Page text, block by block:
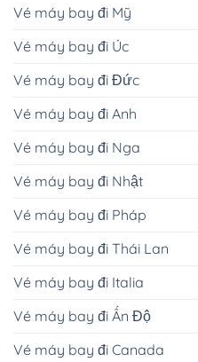
Vé máy bay đi Mỹ
Vé máy bay đi Úc
Vé máy bay đi Đức
Vé máy bay đi Anh
Vé máy bay đi Nga
Vé máy bay đi Nhật
Vé máy bay đi Pháp
Vé máy bay đi Thái Lan
Vé máy bay đi Italia
Vé máy bay đi Ấn Độ
Vé máy bay đi Canada